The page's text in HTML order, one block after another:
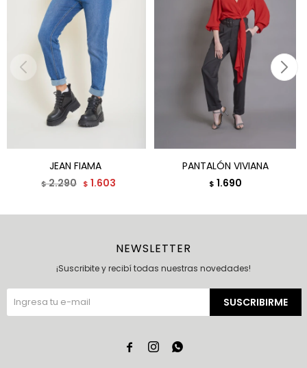
JEAN FIAMA
$2.290 $ 1.603
PANTALÓN VIVIANA
$ 1.690
NEWSLETTER
¡Suscribite y recibí todas nuestras novedades!
SUSCRIBIRME
  